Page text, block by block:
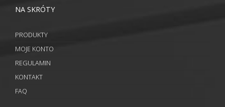
NA SKRÓTY
PRODUKTY
MOJE KONTO
REGULAMIN
KONTAKT
FAQ